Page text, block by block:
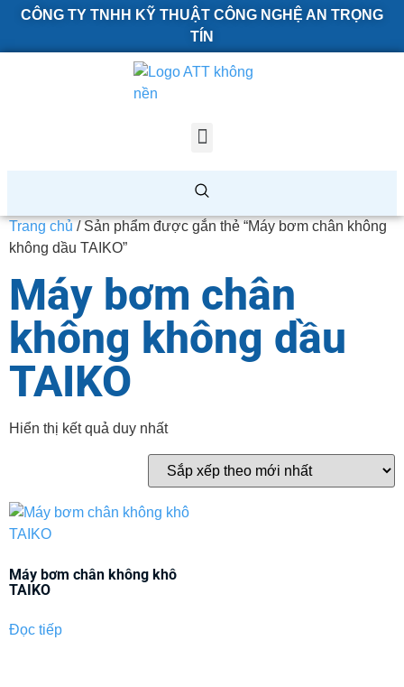
CÔNG TY TNHH KỸ THUẬT CÔNG NGHỆ AN TRỌNG
TÍN
Trang chủ / Sản phẩm được gắn thẻ “Máy bơm chân không
không dầu TAIKO”
Máy bơm chân
không không dầu
TAIKO
Hiển thị kết quả duy nhất
Máy bơm chân không khô
TAIKO
Đọc tiếp